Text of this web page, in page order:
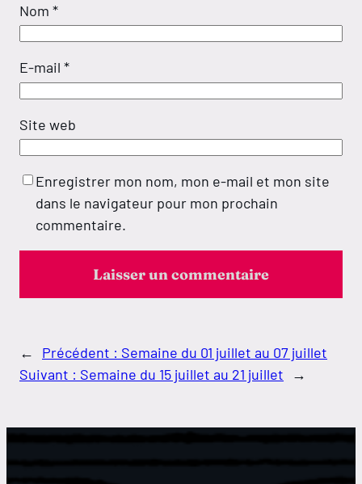
Nom *
E-mail *
Site web
Enregistrer mon nom, mon e-mail et mon site
dans le navigateur pour mon prochain
commentaire.
← Précédent : Semaine du 01 juillet au 07 juillet
Suivant : Semaine du 15 juillet au 21 juillet →